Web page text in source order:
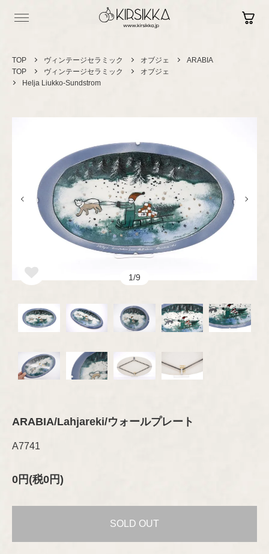
Sign up Shopping Guide
Vintage ヴィンテージ
セラミック
カップ＆ソーサー
プレート/ボウル
オブジェ
グラス
オブジェ
その他
カトラリー
ファブリック
テキスタイル
インテリア/オブジェ
書籍
ポスター/ポストカード
Brand New 現行品
セラミック
グラスウェア
ファブリック
書籍
ペーパーグッズ
ARABIA
GUSTAVSBERG
Rörstrand
（GEFLE/KARLSKRONA）
Designer デザイナー
Birger Kaipiainen
Esteri Tomula
Gunvor Olin-Grönqvist
TOP ヴィンテージセラミック オブジェ
ARABIA
TOP
ヴィンテージセラミック
オブジェ
Helja Liukko-Sundstrom
1/9
ARABIA/Lahjareki/ウォールプレート
A7741
0円(税0円)
SOLD OUT